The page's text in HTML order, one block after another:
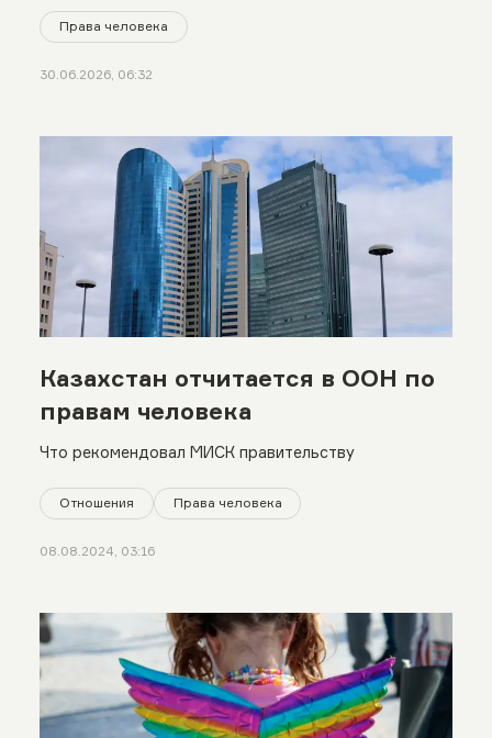
Права человека
30.06.2026, 06:32
Казахстан отчитается в ООН по
правам человека
Что рекомендовал МИСК правительству
Отношения Права человека
08.08.2024, 03:16